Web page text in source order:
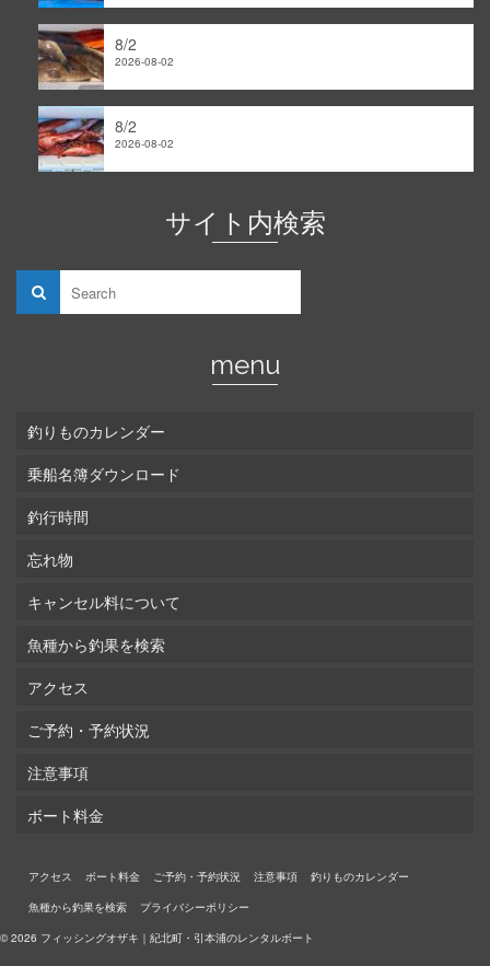
8/2
2026-08-02
8/2
2026-08-02
サイト内検索
menu
釣りものカレンダー
乗船名簿ダウンロード
釣行時間
忘れ物
キャンセル料について
魚種から釣果を検索
アクセス
ご予約・予約状況
注意事項
ボート料金
アクセス ボート料金 ご予約・予約状況 注意事項
釣りものカレンダー
魚種から釣果を検索
プライバシーポリシー
© 2026 フィッシングオザキ｜紀北町・引本浦のレンタルボート